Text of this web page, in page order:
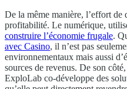
De la même manière, l’effort
profitabilité. Le numérique,
construire l’économie frugale.
avec Casino, il n’est pas
environnementaux mais aussi
sources de revenus. De son
ExploLab co-développe des